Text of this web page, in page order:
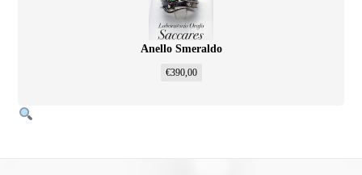
Anello Smeraldo
€390,00